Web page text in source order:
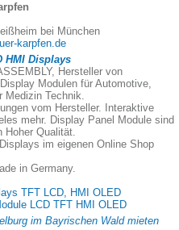
bei München
karpfen.de
HMI Displays
Hersteller von
Modulen für Automotive,
Medizin Technik.
vom Hersteller. Interaktive
mehr. Display Panel Module sind
Hoher Qualität.
im eigenen Online Shop
in Germany.
TFT LCD, HMI OLED
LCD TFT HMI OLED
im Bayrischen Wald mieten